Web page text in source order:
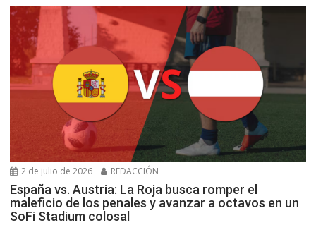
2 de julio de 2026 REDACCIÓN
España vs. Austria: La Roja busca romper el
maleficio de los penales y avanzar a octavos en un
SoFi Stadium colosal